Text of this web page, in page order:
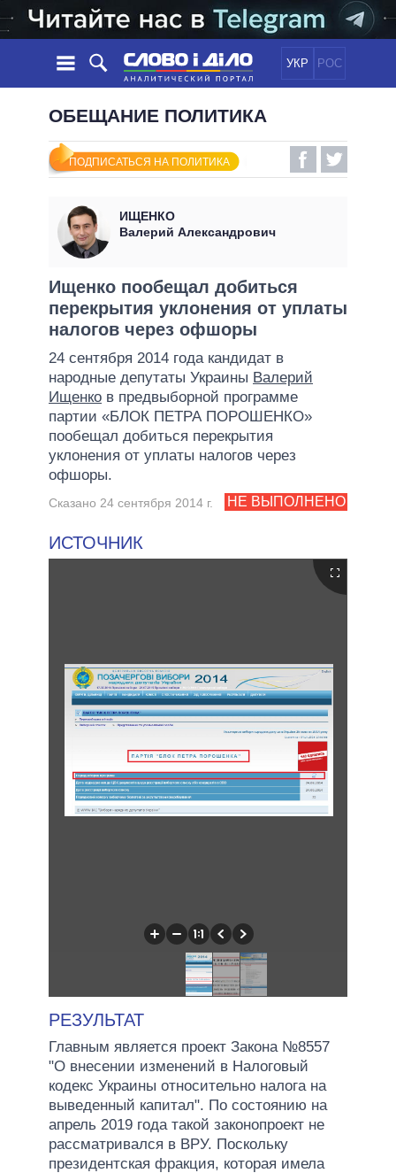
УКР РОС
НОВОСТИ
ЛЕНТА
СОБЫТИЯ
СТАТЬИ
МНЕНИЯ
ОБЗОРЫ
ДАЙДЖЕСТЫ
ПОЛИТИКА
ЭКОНОМИКА
МИР
ОБЕЩАНИЯ
ВСЕ ПОЛИТИКИ
ПРЕЗИДЕНТ И ОФИС
ВЕРХОВНАЯ РАДА
КАБИНЕТ МИНИСТРОВ
ГЛАВЫ ОБЛАДМИНИСТРАЦИЙ
МЭРЫ
ВСЕ ПЕРСОНЫ
ИНФОГРАФИКА
ПОДДЕРЖАТЬ
ОБЕЩАНИЕ ПОЛИТИКА
ПОДПИСАТЬСЯ НА ПОЛИТИКА
ИЩЕНКО
Валерий Александрович
Ищенко пообещал добиться
перекрытия уклонения от уплаты
налогов через офшоры
24 сентября 2014 года кандидат в
народные депутаты Украины Валерий
Ищенко в предвыборной программе
партии «БЛОК ПЕТРА ПОРОШЕНКО»
пообещал добиться перекрытия
уклонения от уплаты налогов через
офшоры.
НЕ ВЫПОЛНЕНО
Сказано 24 сентября 2014 г.
ИСТОЧНИК
РЕЗУЛЬТАТ
Главным является проект Закона №8557
"О внесении изменений в Налоговый
кодекс Украины относительно налога на
выведенный капитал". По состоянию на
апрель 2019 года такой законопроект не
рассматривался в ВРУ. Поскольку
президентская фракция, которая имела